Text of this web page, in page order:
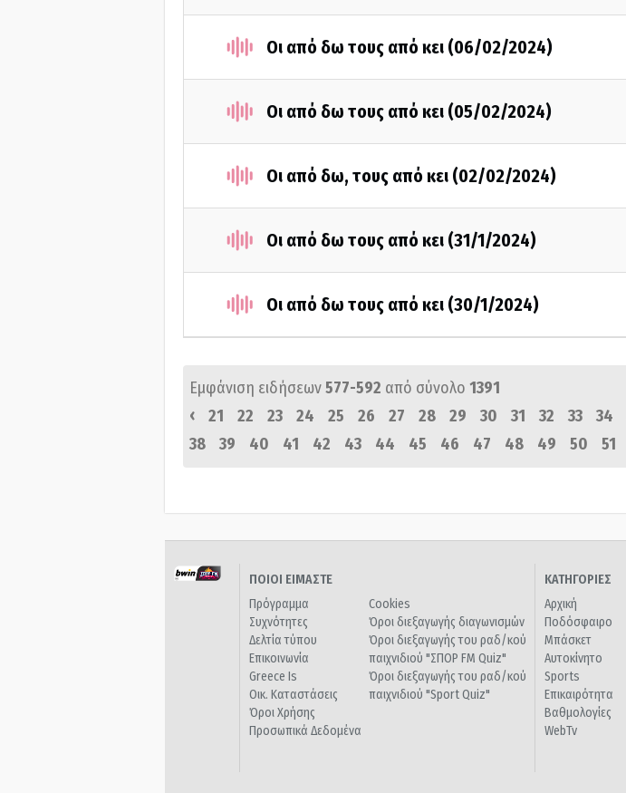
Οι από δω τους από κει (06/02/2024)
Οι από δω τους από κει (05/02/2024)
Οι από δω, τους από κει (02/02/2024)
Οι από δω τους από κει (31/1/2024)
Οι από δω τους από κει (30/1/2024)
Εμφάνιση ειδήσεων577-592 από σύνολο 1391
‹
21 22 23 24 25 26 27 28 29 30 31 32 33 34
38
39 40 41 42 43 44 45 46 47 48 49 50 51
ΠΟΙΟΙ ΕΙΜΑΣΤΕ
Πρόγραμμα
Συχνότητες
Δελτία τύπου
Επικοινωνία
Greece Is
Οικ. Καταστάσεις
Όροι Χρήσης
Προσωπικά Δεδομένα
Cookies
Όροι διεξαγωγής διαγωνισμών
Όροι διεξαγωγής του ραδ/κού
παιχνιδιού "ΣΠΟΡ FM Quiz"
Όροι διεξαγωγής του ραδ/κού
παιχνιδιού "Sport Quiz"
ΚΑΤΗΓΟΡΙΕΣ
Αρχική
Ποδόσφαιρο
Μπάσκετ
Αυτοκίνητο
Sports
Επικαιρότητα
Βαθμολογίες
WebTv